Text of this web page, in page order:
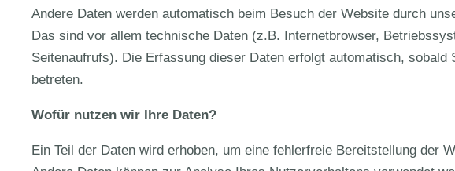
Andere Daten werden automatisch beim Besuch der Website durch
Das sind vor allem technische Daten (z.B. Internetbrowser,
Seitenaufrufs). Die Erfassung dieser Daten erfolgt automatisch, sobald
betreten.
Wofür nutzen wir Ihre Daten?
Ein Teil der Daten wird erhoben, um eine fehlerfreie Bereitstellung der